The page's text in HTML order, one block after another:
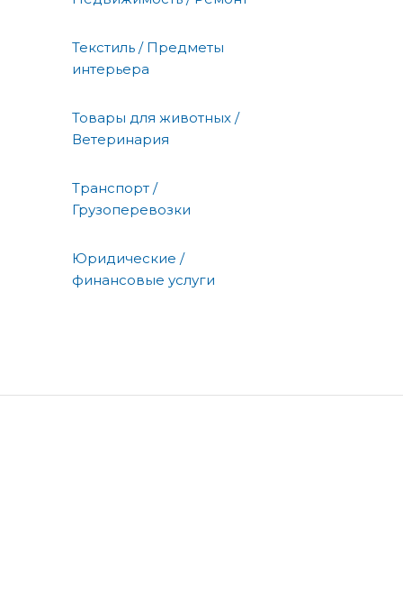
Текстиль / Предметы
интерьера
Товары для животных /
Ветеринария
Транспорт /
Грузоперевозки
Юридические /
финансовые услуги